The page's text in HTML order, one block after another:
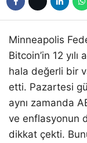
Minneapolis
Bitcoin’in 12
hala değerli bir
etti. Pazartesi
aynı zamanda
ve enflasyonun
dikkat çekti.